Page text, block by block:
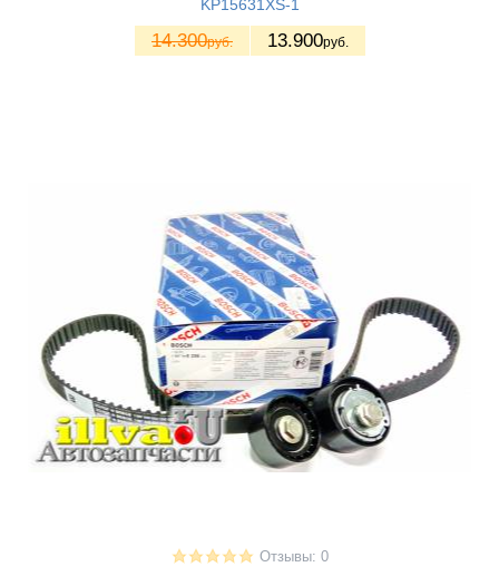
KP15631XS-1
14.300руб. 13.900руб.
Отзывы: 0